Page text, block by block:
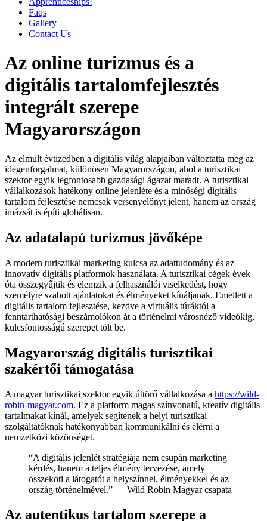
Faqs
Gallery
Contact Us
Az online turizmus és a
digitális tartalomfejlesztés
integrált szerepe
Magyarországon
Az elmúlt évtizedben a digitális világ alapjaiban változtatta meg az
idegenforgalmat, különösen Magyarországon, ahol a turisztikai
szektor egyik legfontosabb gazdasági ágazat maradt. A turisztikai
vállalkozások hatékony online jelenléte és a minőségi digitális
tartalom fejlesztése nemcsak versenyelőnyt jelent, hanem az ország
imázsát is építi globálisan.
Az adatalapú turizmus jövőképe
A modern turisztikai marketing kulcsa az adattudomány és az
innovatív digitális platformok használata. A turisztikai cégek évek
óta összegyűjtik és elemzik a felhasználói viselkedést, hogy
személyre szabott ajánlatokat és élményeket kínáljanak. Emellett a
digitális tartalom fejlesztése, kezdve a virtuális túráktól a
fenntarthatósági beszámolókon át a történelmi városnéző videókig,
kulcsfontosságú szerepet tölt be.
Magyarország digitális turisztikai
szakértői támogatása
A magyar turisztikai szektor egyik úttörő vállalkozása a https://wild-
robin-magyar.com. Ez a platform magas színvonalú, kreatív digitális
tartalmakat kínál, amelyek segítenek a helyi turisztikai
szolgáltatóknak hatékonyabban kommunikálni és elérni a
nemzetközi közönséget.
“A digitális jelenlét stratégiája nem csupán marketing
kérdés, hanem a teljes élmény tervezése, amely
összeköti a látogatót a helyszínnel, élményekkel és az
ország történelmével.” — Wild Robin Magyar csapata
Az autentikus tartalom szerepe a